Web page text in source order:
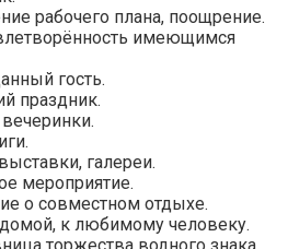
рабочего плана, поощрение.
имеющимся
гость.
праздник.
галереи.
мероприятие.
о совместном отдыхе.
к любимому человеку.
торжества водного знака.